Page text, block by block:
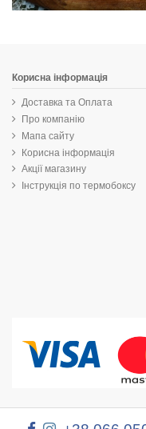
Корисна інформація
Доставка та Оплата
Про компанію
Мапа сайту
Корисна інформація
Акції магазину
Інструкція по термобоксу